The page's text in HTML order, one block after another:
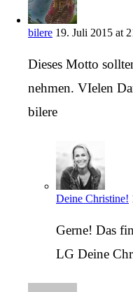
bilere 19. Juli 2015 at
Dieses Motto
nehmen. VIelen
bilere
Deine Christine!
Gerne! Das
LG Deine